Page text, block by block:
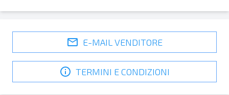
E-MAIL VENDITORE
TERMINI E CONDIZIONI